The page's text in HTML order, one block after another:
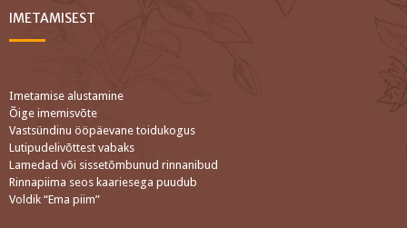
IMETAMISEST
Imetamise alustamine
Õige imemisvõte
Vastsündinu ööpäevane toidukogus
Lutipudelivõttest vabaks
Lamedad või sissetõmbunud rinnanibud
Rinnapiima seos kaariesega puudub
Voldik “Ema piim”